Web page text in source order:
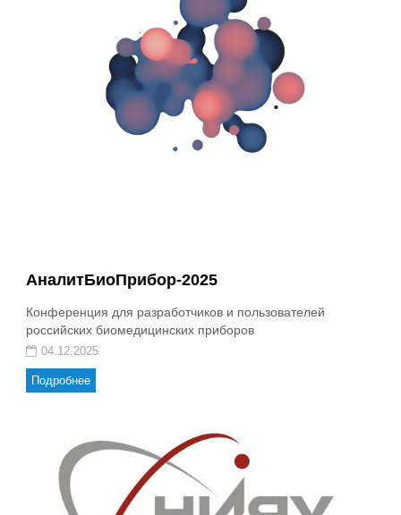
АналитБиоПрибор-2025
Конференция для разработчиков и пользователей
российских биомедицинских приборов
04.12.2025
Подробнее